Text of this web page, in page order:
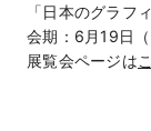
「日本のグラフ
会期：6月19日
展覧会ページは